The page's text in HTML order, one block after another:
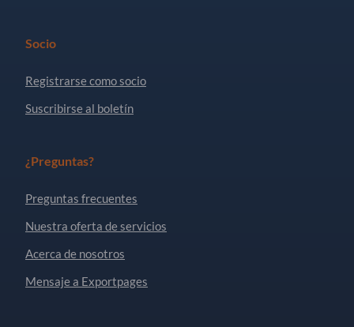
Socio
Registrarse como socio
Suscribirse al boletín
¿Preguntas?
Preguntas frecuentes
Nuestra oferta de servicios
Acerca de nosotros
Mensaje a Exportpages